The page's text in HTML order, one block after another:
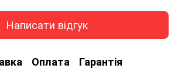
Написати відгук
Оплата Гарантія